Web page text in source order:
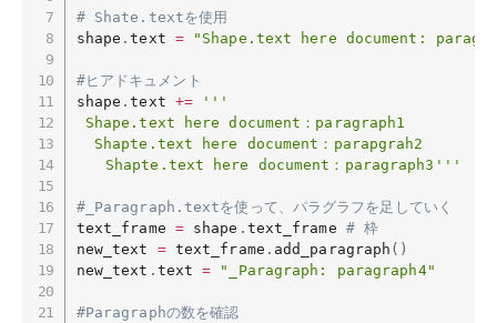
# Shate.textを使用
shape .text = "Shape.text here document:
#ヒアドキュメント
shape .text +=
'''
Shape.text here document：paragraph1
  Shapte.text here document：parapgrah2
Shapte.text here document：paragraph3'''
#_Paragraph.textを使って、パラグラフを足していく
text_frame = shape . text_frame # 枠
new_text = text_frame . add_paragraph ( )
new_text . text = "_Paragraph: paragraph4"
#Paragraphの数を確認